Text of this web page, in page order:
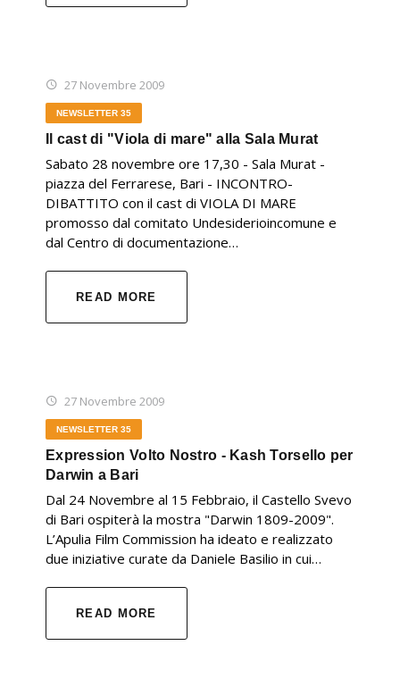
27 Novembre 2009
NEWSLETTER 35
Il cast di "Viola di mare" alla Sala Murat
Sabato 28 novembre ore 17,30 - Sala Murat -
piazza del Ferrarese, Bari - INCONTRO-
DIBATTITO con il cast di VIOLA DI MARE
promosso dal comitato Undesiderioincomune e
dal Centro di documentazione…
READ MORE
27 Novembre 2009
NEWSLETTER 35
Expression Volto Nostro - Kash Torsello per
Darwin a Bari
Dal 24 Novembre al 15 Febbraio, il Castello Svevo
di Bari ospiterà la mostra "Darwin 1809-2009".
L’Apulia Film Commission ha ideato e realizzato
due iniziative curate da Daniele Basilio in cui…
READ MORE